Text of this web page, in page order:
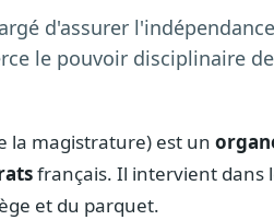
d'assurer
le pouvoir disciplinaire
la magistrature) est un
français. Il intervient dans
et du parquet.